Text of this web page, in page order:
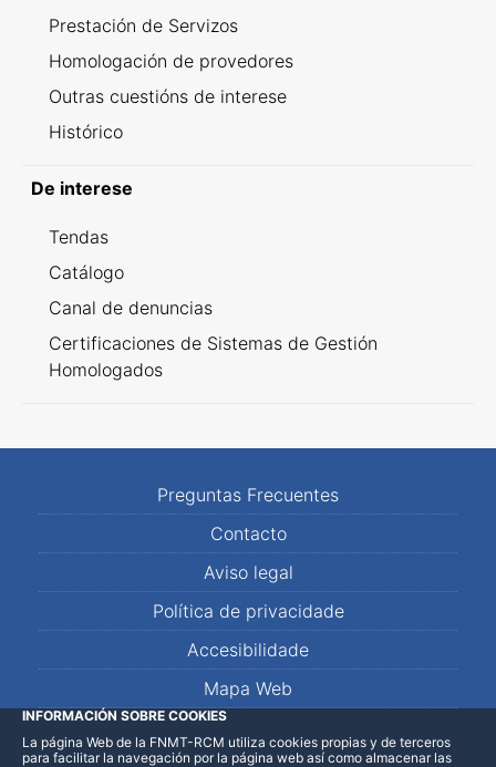
Prestación de Servizos
Homologación de provedores
Outras cuestións de interese
Histórico
De interese
Tendas
Catálogo
Canal de denuncias
Certificaciones de Sistemas de Gestión
Homologados
Preguntas Frecuentes
Contacto
Aviso legal
Política de privacidade
Accesibilidade
Mapa Web
LinkedInFacebookWhatsApp
INFORMACIÓN SOBRE COOKIES
La página Web de la FNMT-RCM utiliza cookies propias y de terceros
para facilitar la navegación por la página web así como almacenar las